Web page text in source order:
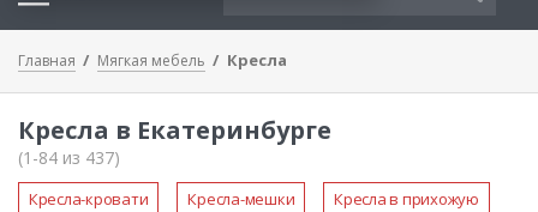
Главная Мягкая мебель Кресла
Кресла в Екатеринбурге
(1-84 из 437)
Кресла-кровати Кресла-мешки Кресла в прихожую